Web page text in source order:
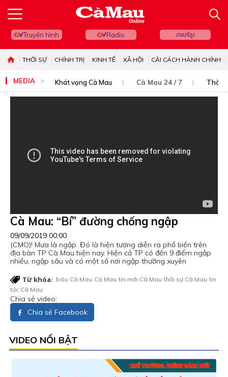
Truyền hình Radio ភាសាខ្មែរ
THỜI SỰ CHÍNH TRỊ KINH TẾ XÃ HỘI CẢI CÁCH HÀNH CHÍNH
MEDIA Khát vọng Cà Mau Cà Mau 24 / 7 Thời
Cà Mau: “Bí” đường chống ngập
09/09/2019 00:00
(CMO)! Mưa là ngập. Đó là hiện tượng diễn ra phổ biến trên
địa bàn TP Cà Mau hiện nay. Hiện cả TP có đến 9 điểm ngập
nhiều, ngập sâu và có một số nơi ngập thường xuyên
Từ khóa: báo Cà Mau Cà Mau tin mới Cà Mau thời sự Cà Mau tin
tức Cà Mau
Chia sẻ video:
Chia sẻ Facebook
VIDEO NỔI BẬT